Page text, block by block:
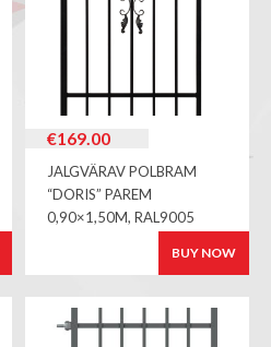
€169.00
JALGVÄRAV POLBRAM
“DORIS” PAREM
0,90×1,50M, RAL9005
BUY NOW